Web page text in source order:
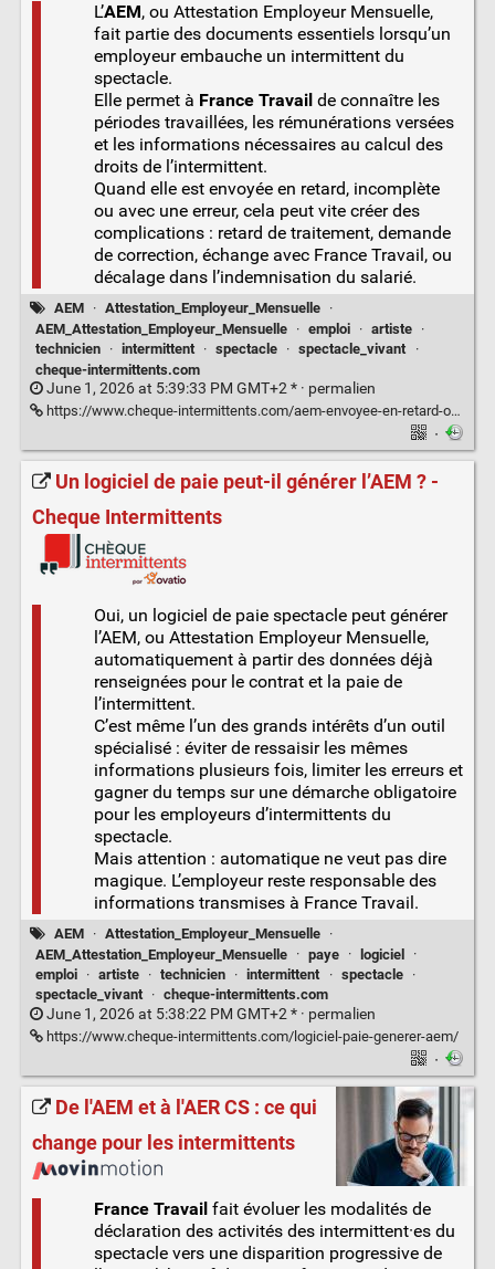
L’AEM, ou Attestation Employeur Mensuelle,
fait partie des documents essentiels lorsqu’un
employeur embauche un intermittent du
spectacle.
Elle permet à France Travail de connaître les
périodes travaillées, les rémunérations versées
et les informations nécessaires au calcul des
droits de l’intermittent.
Quand elle est envoyée en retard, incomplète
ou avec une erreur, cela peut vite créer des
complications : retard de traitement, demande
de correction, échange avec France Travail, ou
décalage dans l’indemnisation du salarié.
AEM · Attestation_Employeur_Mensuelle
·
AEM_Attestation_Employeur_Mensuelle
· emploi · artiste ·
technicien
· intermittent · spectacle · spectacle_vivant
·
cheque-intermittents.com
June 1, 2026 at 5:39:33 PM GMT+2 * · permalien
https://www.cheque-intermittents.com/aem-envoyee-en-retard-ou-incomplete/
·
Un logiciel de paie peut-il générer l’AEM ? -
Cheque Intermittents
Oui, un logiciel de paie spectacle peut générer
l’AEM, ou Attestation Employeur Mensuelle,
automatiquement à partir des données déjà
renseignées pour le contrat et la paie de
l’intermittent.
C’est même l’un des grands intérêts d’un outil
spécialisé : éviter de ressaisir les mêmes
informations plusieurs fois, limiter les erreurs et
gagner du temps sur une démarche obligatoire
pour les employeurs d’intermittents du
spectacle.
Mais attention : automatique ne veut pas dire
magique. L’employeur reste responsable des
informations transmises à France Travail.
AEM · Attestation_Employeur_Mensuelle
·
AEM_Attestation_Employeur_Mensuelle
· paye · logiciel ·
emploi
· artiste · technicien · intermittent · spectacle
·
spectacle_vivant
· cheque-intermittents.com
June 1, 2026 at 5:38:22 PM GMT+2 * · permalien
https://www.cheque-intermittents.com/logiciel-paie-generer-aem/
·
De l'AEM et à l'AER CS : ce qui
change pour les intermittents
France Travailfait évoluer les modalités de
déclaration des activités des intermittent·es du
spectacle vers une disparition progressive de